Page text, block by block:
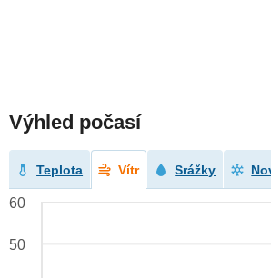
Výhled počasí
Teplota Vítr Srážky
60
50